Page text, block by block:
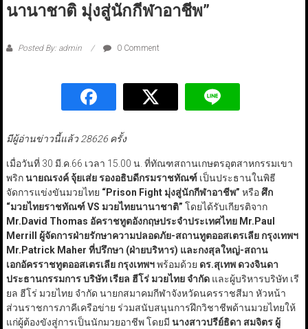
นานาชาติ มุ่งสู่นักกีฬาอาชีพ”
Posted By: admin 0 Comment
มีผู้อ่านข่าวนี้แล้ว 28626 ครั้ง
เมื่อวันที่ 30 มี.ค.66 เวลา 15.00 น. ที่ทัณฑสถานเกษตรอุตสาหกรรมเขา
พริกนายณรงค์ จุ้ยเส่ย รองอธิบดีกรมราชทัณฑ์ เป็นประธานในพิธี
จัดการแข่งขันมวยไทย “Prison Fight มุ่งสู่นักกีฬาอาชีพ” หรือศึก
“มวยไทยราชทัณฑ์ VS มวยไทยนานาชาติ” โดยได้รับเกียรติจาก
Mr.David Thomas อัคราชทูตอังกฤษประจำประเทศไทย Mr.Paul
Merrill ผู้จัดการฝ่ายรักษาความปลอดภัย-สถานทูตออสเตรเลีย กรุงเทพฯ
Mr.Patrick Maher ที่ปรึกษา (ฝ่ายบริหาร) และกงสุลใหญ่-สถาน
เอกอัครราชทูตออสเตรเลีย กรุงเทพฯพร้อมด้วย ดร.สุเทพ ดวงจินดา
ประธานกรรมการ บริษัท เรียล ฮีโร่ มวยไทย จำกัด และผู้บริหารบริษัท เรี
ยล ฮีโร่ มวยไทย จำกัด นายกสมาคมกีฬาจังหวัดนครราชสีมา หัวหน้า
ส่วนราชการภาคีเครือข่าย ร่วมสนับสนุนการฝึกวิชาชีพด้านมวยไทยให้
แก่ผู้ต้องขังสู่การเป็นนักมวยอาชีพ โดยมี นางสาวปรีย์ธิดา สมจิตร ผู้